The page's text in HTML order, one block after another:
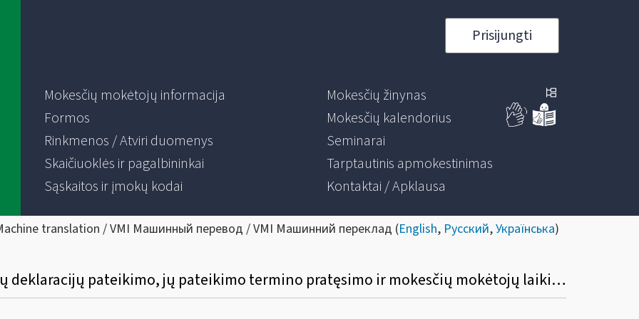
Prisijungti
Mokesčių mokėtojų informacija
Formos
Rinkmenos / Atviri duomenys
Skaičiuoklės ir pagalbininkai
Sąskaitos ir įmokų kodai
Mokesčių žinynas
Mokesčių kalendorius
Seminarai
Tarptautinis apmokestinimas
Kontaktai / Apklausa
translation / VMI Машинный перевод / VMI Машинний переклад (English, Русский,Українська)
Informacinis pranešimas dėl Mokesčių deklaracijų pateikimo, jų pateikimo termino pratęsimo ir mokesčių mokėtojų laikino atleidimo nuo mokesčių deklaracijų ir (arba) kitų teisės aktuose nurodytų dokumentų pateikimo taisyklių pakeitimo